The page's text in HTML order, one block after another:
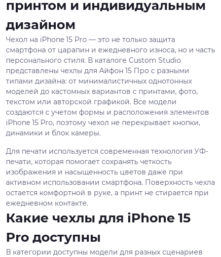
принтом и индивидуальным
дизайном
Чехол на iPhone 15 Pro — это не только защита
смартфона от царапин и ежедневного износа, но и часть
персонального стиля. В каталоге Custom Studio
представлены чехлы для Айфон 15 Про с разными
типами дизайна: от минималистичных однотонных
моделей до кастомных вариантов с принтами, фото,
текстом или авторской графикой. Все модели
создаются с учетом формы и расположения элементов
iPhone 15 Pro, поэтому чехол не перекрывает кнопки,
динамики и блок камеры.
Для печати используется современная технология УФ-
печати, которая помогает сохранять четкость
изображения и насыщенность цветов даже при
активном использовании смартфона. Поверхность чехла
остается комфортной в руке, а принт не стирается при
ежедневном контакте.
Какие чехлы для iPhone 15
Pro доступны
В категории доступны модели для разных сценариев